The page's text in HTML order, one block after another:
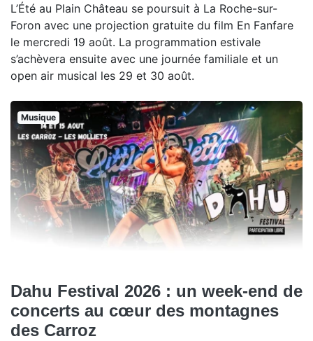
L’Été au Plain Château se poursuit à La Roche-sur-
Foron avec une projection gratuite du film En Fanfare
le mercredi 19 août. La programmation estivale
s’achèvera ensuite avec une journée familiale et un
open air musical les 29 et 30 août.
Musique
Dahu Festival 2026 : un week-end de
concerts au cœur des montagnes
des Carroz